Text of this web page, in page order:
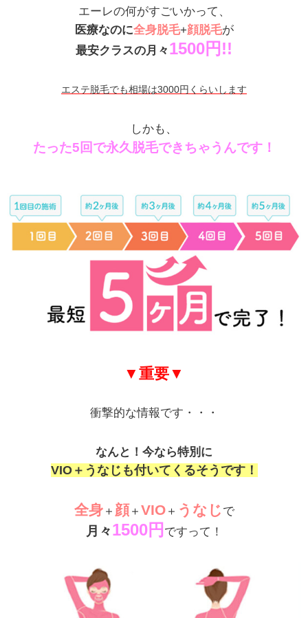
エーレの何がすごいかって、
医療なのに全身脱毛+顔脱毛が
最安クラスの月々 1500円!!
エステ脱毛でも相場は3000円くらいします
しかも、
たった5回で永久脱毛できちゃうんです！
▼重要▼
衝撃的な情報です・・・
なんと！今なら特別に
VIO＋うなじも付いてくるそうです！
全身＋ 顔 ＋ VIO＋ うなじ で
月々1500円 ですって！